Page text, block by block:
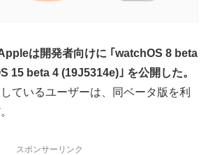
は開発者向けに ｢watchOS 8 beta
15 beta 4 (19J5314e)｣ を公開した。
ているユーザーは、同ベータ版を利
スポンサーリンク